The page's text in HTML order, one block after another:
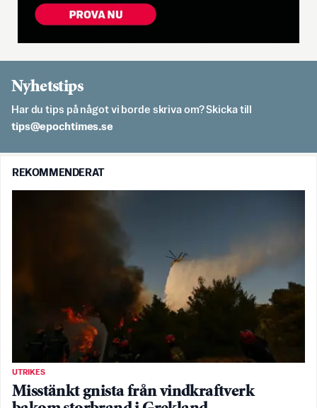
Nyhetstips
Har du tips på något vi borde skriva om? Skicka till
es.semithcope@spit
REKOMMENDERAT
UTRIKES
Misstänkt gnista från vindkraftverk